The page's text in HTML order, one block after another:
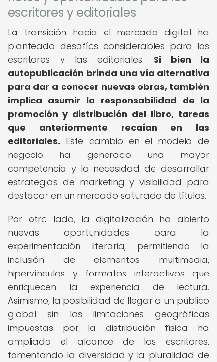
escritores y editoriales
La transición hacia el mercado digital ha
planteado desafíos considerables para los
escritores y las editoriales. Si bien la
autopublicación brinda una vía alternativa
para dar a conocer nuevas obras, también
implica asumir la responsabilidad de la
promoción y distribución del libro, tareas
que anteriormente recaían en las
editoriales. Este cambio en el modelo de
negocio ha generado una mayor
competencia y la necesidad de desarrollar
estrategias de marketing y visibilidad para
destacar en un mercado saturado de títulos.
Por otro lado, la digitalización ha abierto
nuevas oportunidades para la
experimentación literaria, permitiendo la
inclusión de elementos multimedia,
hipervínculos y formatos interactivos que
enriquecen la experiencia de lectura.
Asimismo, la posibilidad de llegar a un público
global sin las limitaciones geográficas
impuestas por la distribución física ha
ampliado el alcance de los escritores,
fomentando la diversidad y la pluralidad de